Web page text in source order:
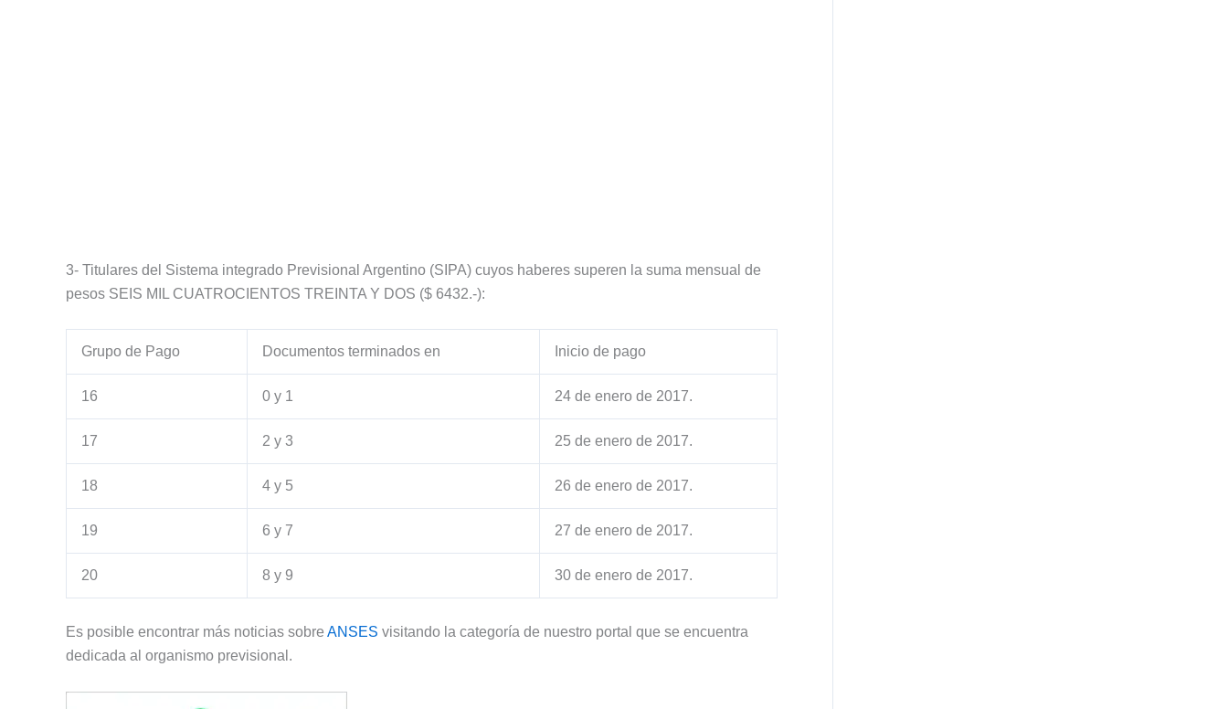
3- Titulares del Sistema integrado Previsional Argentino (SIPA) cuyos haberes superen la suma mensual de
pesos SEIS MIL CUATROCIENTOS TREINTA Y DOS ($ 6432.-):
Grupo de Pago Documentos terminados en Inicio de pago
16 0 y 1 24 de enero de 2017.
17 2 y 3 25 de enero de 2017.
18 4 y 5 26 de enero de 2017.
19 6 y 7 27 de enero de 2017.
20 8 y 9 30 de enero de 2017.
Es posible encontrar más noticias sobre ANSES visitando la categoría de nuestro portal que se encuentra
dedicada al organismo previsional.